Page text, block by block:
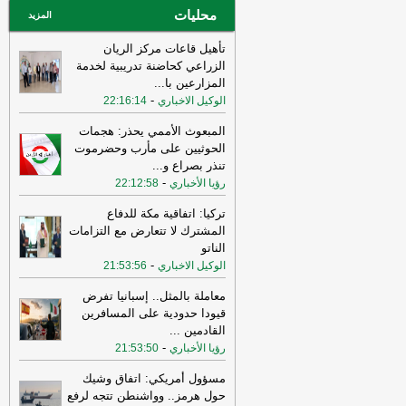
محليات المزيد
تأهيل قاعات مركز الريان
الزراعي كحاضنة تدريبية لخدمة
المزارعين با...
الوكيل الاخباري -
22:16:14
المبعوث الأممي يحذر: هجمات
الحوثيين على مأرب وحضرموت
تنذر بصراع و...
رؤيا الأخباري -
22:12:58
تركيا: اتفاقية مكة للدفاع
المشترك لا تتعارض مع التزامات
الناتو
الوكيل الاخباري -
21:53:56
معاملة بالمثل.. إسبانيا تفرض
قيودا حدودية على المسافرين
القادمين ...
رؤيا الأخباري -
21:53:50
مسؤول أمريكي: اتفاق وشيك
حول هرمز.. وواشنطن تتجه لرفع